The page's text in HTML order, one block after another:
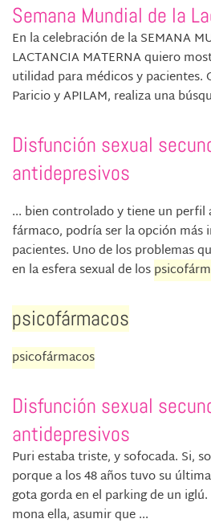
Semana Mundial de la
En la celebración de la SEMANA
LACTANCIA MATERNA quiero
utilidad para médicos y pacientes.
Paricio y APILAM, realiza una
Disfunción sexual
antidepresivos
... bien controlado y tiene un perfil
fármaco, podría ser la opción más
pacientes. Uno de los problemas
en la esfera sexual de los
psicofármacos
psicofármacos
Disfunción sexual
antidepresivos
Puri estaba triste, y sofocada. Si,
porque a los 48 años tuvo su
gota gorda en el parking de un
mona ella, asumir que ...